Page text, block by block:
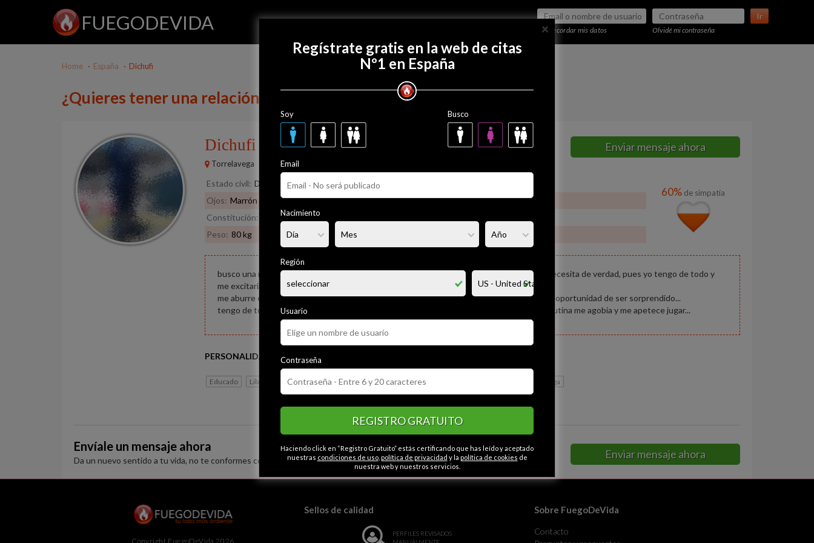
FUEGODEVIDA Ir
Recordar mis datos Olvidé mi contraseña
Regístrate gratis
Home España Dichufi
¿Quieres tener una relación con Dichufi?
Dichufi
49 años
Torrelavega
Enviar mensaje ahora
Estado civil: Divorciado
Ojos: Marrón Pelo: Moreno
Constitución:
Normal
Peso: 80 kg
60% de simpatía
busco una mujer que me sorprenda...; me explico: una candidata que me confiese lo que necesita de verdad, pues yo tengo de todo y
me excitaria ser complaciente.
me aburre esto del internet y no suelo hacerlo mucho caso, pero me gusta innovar y dar la oportunidad de ser sorprendido...
tengo de todo y no me falta nada, estoy sano y gozo de amor y dinero, pero me aburro, la rutina me agobia y me apetece jugar...
PERSONALIDAD
Educado Liberal Contactos en Torrelavega
Envíale un mensaje ahora
Da un nuevo sentido a tu vida, no te conformes con la monotonía. Enviar mensaje ahora
×
Regístrate gratis en la web de citas
Nº1 en España
Soy Busco
Email
Nacimiento
Región
Usuario
Contraseña
REGISTRO GRATUITO
Haciendo click en “Registro Gratuito” estás certificando que has leído y aceptado
nuestras condiciones de uso, política de privacidad y la política de cookies de
nuestra web y nuestros servicios.
Copyright FuegoDeVida 2026
Sellos de calidad
PERFILES REVISADOS
Sobre FuegoDeVida
Contacto